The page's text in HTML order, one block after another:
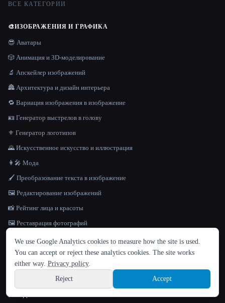
ЯЗЫК
English español Français Русский 简体中文
Hindi
Sign up
ВСЕ КАТЕГОРИИ
🎨ИЗОБРАЖЕНИЯ И ГРАФИКА
😎 Аватары
🎲 Анимация и 3D-моделирование
🔬 Апскейлер изображений
🏯 Архитектура и дизайн интерьера
🔁 Вариация изображения в изображение
🪪 Генератор выстрелов в голову
⚜️ Генератор логотипов
🌄 Искусственное искусство и иллюстрация
👩‍🎤 Мода
🖌️ Преобразование текста в изображение
🖼️ Редактирование изображений
📸 Рейтинг лица и красоты
🖼️ Реставрация фотографий
🎭 Смена лица
💧 Средство для удаления водяных знаков
🪄 Средство для удаления фона
🎬
We use Google Analytics cookies to measure how the site is used.
You can accept or reject these analytics cookies. The site works
either way. Privacy policy.
Reject
Accept